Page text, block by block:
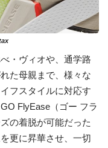
・ヴィオや、通学路
た母親まで、様々な
フスタイルに対応す
FlyEase（ゴー フラ
の着脱が可能だった
更に昇華させ、一切